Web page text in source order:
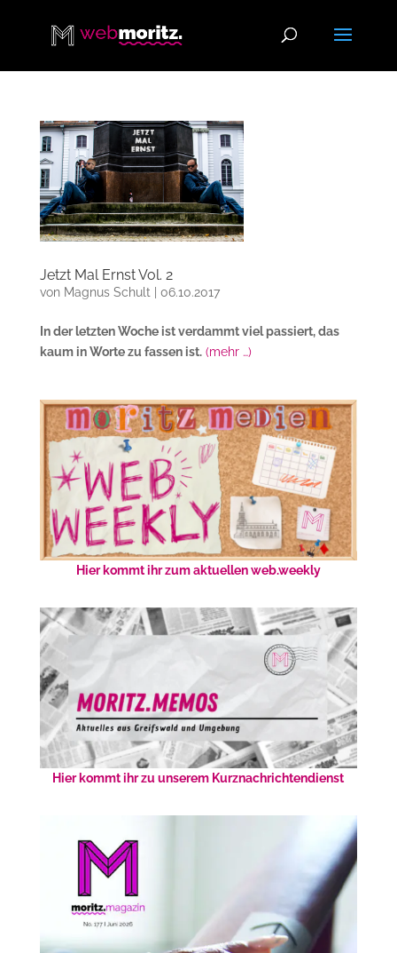
Jetzt Mal Ernst Vol. 2
von Magnus Schult 06.10.2017
In der letzten Woche ist verdammt viel passiert, das
kaum in Worte zu fassen ist. (mehr …)
Hier kommt ihr zum aktuellen web.weekly
Hier kommt ihr zu unserem Kurznachrichtendienst